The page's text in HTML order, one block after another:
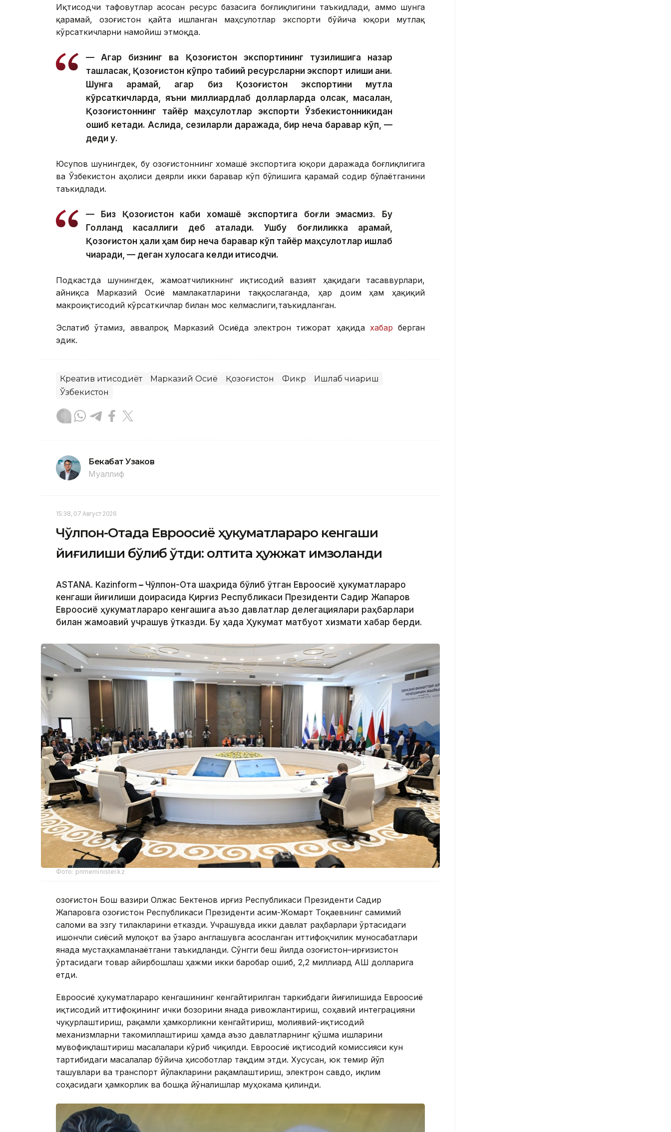
Иқтисодчи тафовутлар асосан ресурс базасига боғлиқлигини таъкидлади, аммо шунга
қарамай, Қозоғистон қайта ишланган маҳсулотлар экспорти бўйича юқори мутлақ
кўрсаткичларни намойиш этмоқда.
— Агар бизнинг ва Қозоғистон экспортининг тузилишига назар
ташласак, Қозоғистон кўпроқ табиий ресурсларни экспорт қилиши аниқ.
Шунга қарамай, агар биз Қозоғистон экспортини мутлақ
кўрсаткичларда, яъни миллиардлаб долларларда олсак, масалан,
Қозоғистоннинг тайёр маҳсулотлар экспорти Ўзбекистонникидан
ошиб кетади. Аслида, сезиларли даражада, бир неча баравар кўп, —
деди у.
Юсупов шунингдек, бу Қозоғистоннинг хомашё экспортига юқори даражада боғлиқлигига
ва Ўзбекистон аҳолиси деярли икки баравар кўп бўлишига қарамай содир бўлаётганини
таъкидлади.
— Биз Қозоғистон каби хомашё экспортига боғлиқ эмасмиз. Бу
Голланд касаллиги деб аталади. Ушбу боғлиқликка қарамай,
Қозоғистон ҳали ҳам бир неча баравар кўп тайёр маҳсулотлар ишлаб
чиқаради, — деган хулосага келди иқтисодчи.
Подкастда шунингдек, жамоатчиликнинг иқтисодий вазият ҳақидаги тасаввурлари,
айниқса Марказий Осиё мамлакатларини таққослаганда, ҳар доим ҳам ҳақиқий
макроиқтисодий кўрсаткичлар билан мос келмаслиги,таъкидланган.
Эслатиб ўтамиз, аввалроқ Марказий Осиёда электрон тижорат ҳақидахабар берган
эдик.
Креатив иқтисодиёт Марказий Осиё Қозоғистон Фикр
Ишлаб чиқариш
Ўзбекистон
Бекабат Узаков
Муаллиф
15:38, 07 Август 2026
Чўлпон-Отада Евроосиё ҳукуматлараро кенгаши
йиғилиши бўлиб ўтди: олтита ҳужжат имзоланди
ASTANA. Kazinform – Чўлпон-Ота шаҳрида бўлиб ўтган Евроосиё ҳукуматлараро
кенгаши йиғилиши доирасида Қирғиз Республикаси Президенти Садир Жапаров
Евроосиё ҳукуматлараро кенгашига аъзо давлатлар делегациялари раҳбарлари
билан жамоавий учрашув ўтказди. Бу ҳақда Ҳукумат матбуот хизмати хабар берди.
Фото: primeminister.kz
Қозоғистон Бош вазири Олжас Бектенов Қирғиз Республикаси Президенти Садир
Жапаровга Қозоғистон Республикаси Президенти Қасим-Жомарт Тоқаевнинг самимий
саломи ва эзгу тилакларини етказди. Учрашувда икки давлат раҳбарлари ўртасидаги
ишончли сиёсий мулоқот ва ўзаро англашувга асосланган иттифоқчилик муносабатлари
янада мустаҳкамланаётгани таъкидланди. Сўнгги беш йилда Қозоғистон–Қирғизистон
ўртасидаги товар айирбошлаш ҳажми икки баробар ошиб, 2,2 миллиард АҚШ долларига
етди.
Евроосиё ҳукуматлараро кенгашининг кенгайтирилган таркибдаги йиғилишида Евроосиё
иқтисодий иттифоқининг ички бозорини янада ривожлантириш, соҳавий интеграцияни
чуқурлаштириш, рақамли ҳамкорликни кенгайтириш, молиявий-иқтисодий
механизмларни такомиллаштириш ҳамда аъзо давлатларнинг қўшма ишларини
мувофиқлаштириш масалалари кўриб чиқилди. Евроосиё иқтисодий комиссияси кун
тартибидаги масалалар бўйича ҳисоботлар тақдим этди. Хусусан, юк темир йўл
ташувлари ва транспорт йўлакларини рақамлаштириш, электрон савдо, иқлим
соҳасидаги ҳамкорлик ва бошқа йўналишлар муҳокама қилинди.